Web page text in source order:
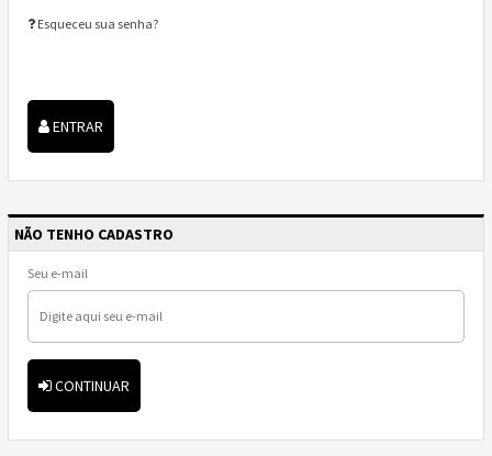
Esqueceu sua senha?
ENTRAR
NÃO TENHO CADASTRO
Seu e-mail
CONTINUAR